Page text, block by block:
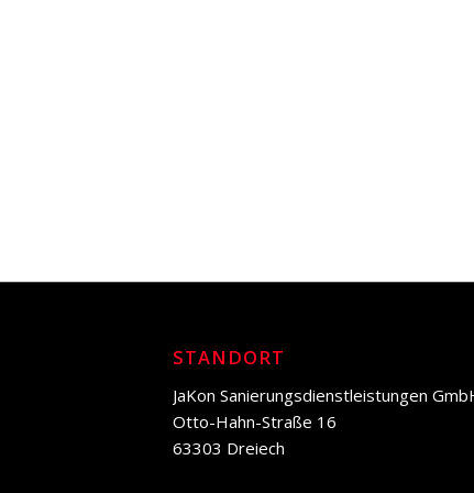
STANDORT
JaKon Sanierungsdienstleistungen
Otto-Hahn-Straße 16
63303 Dreiech